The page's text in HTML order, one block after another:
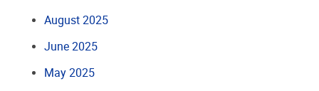
August 2025
June 2025
May 2025